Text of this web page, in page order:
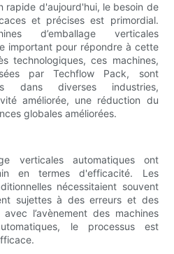
rapide d'aujourd'hui, le besoin de
et précises est primordial.
d’emballage verticales
important pour répondre à cette
technologiques, ces machines,
par Techflow Pack, sont
dans diverses industries,
améliorée, une réduction du
globales améliorées.
verticales automatiques ont
en termes d'efficacité. Les
nécessitaient souvent
sujettes à des erreurs et des
l’avènement des machines
le processus est